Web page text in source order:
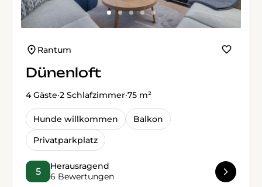
Rantum
Dünenloft
4 Gäste·2 Schlafzimmer·75 m²
Hunde willkommen
Balkon
Privatparkplatz
5
Herausragend
6 Bewertungen